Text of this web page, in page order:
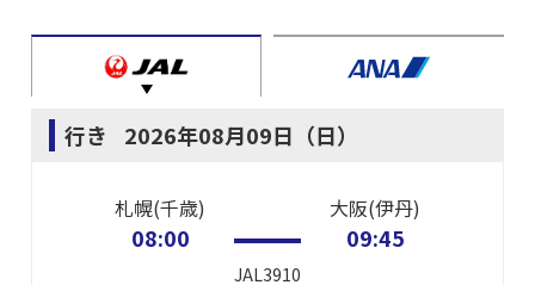
行き 2026年08月09日（日）
札幌(千歳)
08:00
JAL3910
大阪(伊丹)
09:45